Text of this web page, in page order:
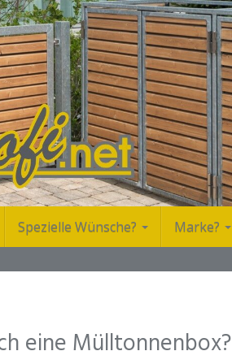
Spezielle Wünsche? Marke?
eine Mülltonnenbox?